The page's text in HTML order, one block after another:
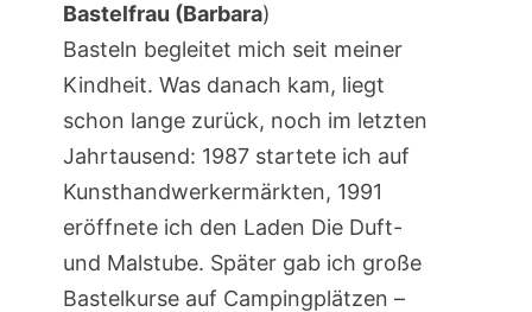
Bastelfrau (Barbara)
Basteln begleitet mich seit meiner
Kindheit. Was danach kam, liegt
schon lange zurück, noch im letzten
Jahrtausend: 1987 startete ich auf
Kunsthandwerkermärkten, 1991
eröffnete ich den Laden Die Duft-
und Malstube. Später gab ich große
Bastelkurse auf Campingplätzen –